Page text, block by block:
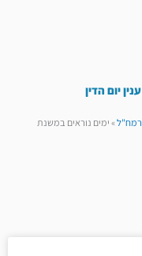
רמח"ל»ימים נוראים במשנת